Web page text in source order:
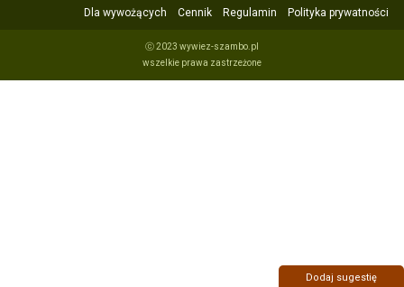
Dla wywożących Cennik Regulamin Polityka prywatności
ⓒ 2023 wywiez-szambo.pl
wszelkie prawa zastrzeżone
Dodaj sugestię